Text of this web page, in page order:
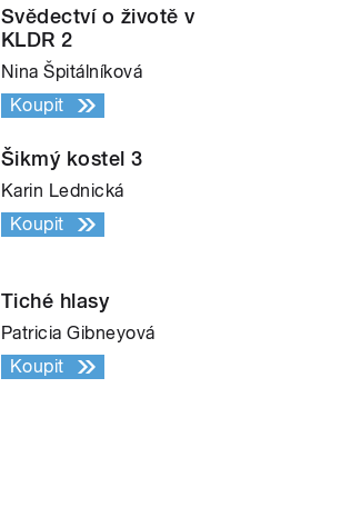
Svědectví o životě v
KLDR 2
Nina Špitálníková
Koupit
Šikmý kostel 3
Karin Lednická
Koupit
Tiché hlasy
Patricia Gibneyová
Koupit